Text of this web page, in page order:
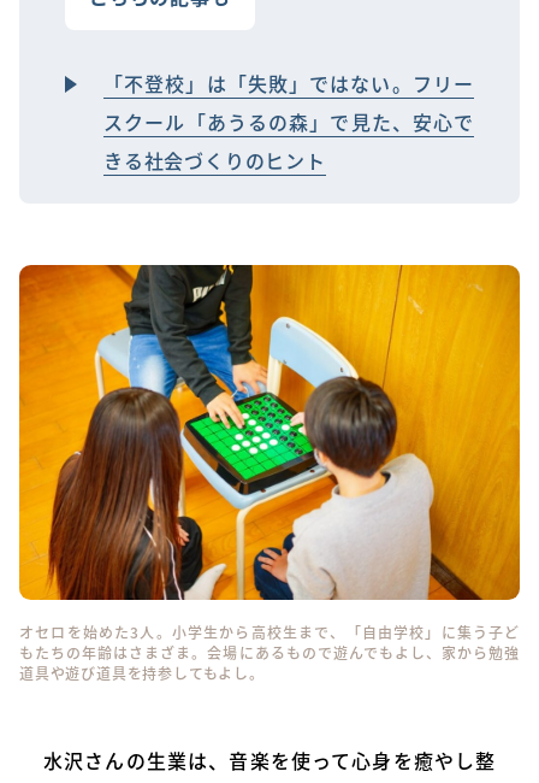
「不登校」は「失敗」ではない。フリー
スクール「あうるの森」で見た、安心で
きる社会づくりのヒント
オセロを始めた3人。小学生から高校生まで、「自由学校」に集う子ど
もたちの年齢はさまざま。会場にあるもので遊んでもよし、家から勉強
道具や遊び道具を持参してもよし。
水沢さんの生業は、音楽を使って心身を癒やし整